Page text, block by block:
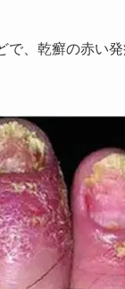
、乾癬の赤い